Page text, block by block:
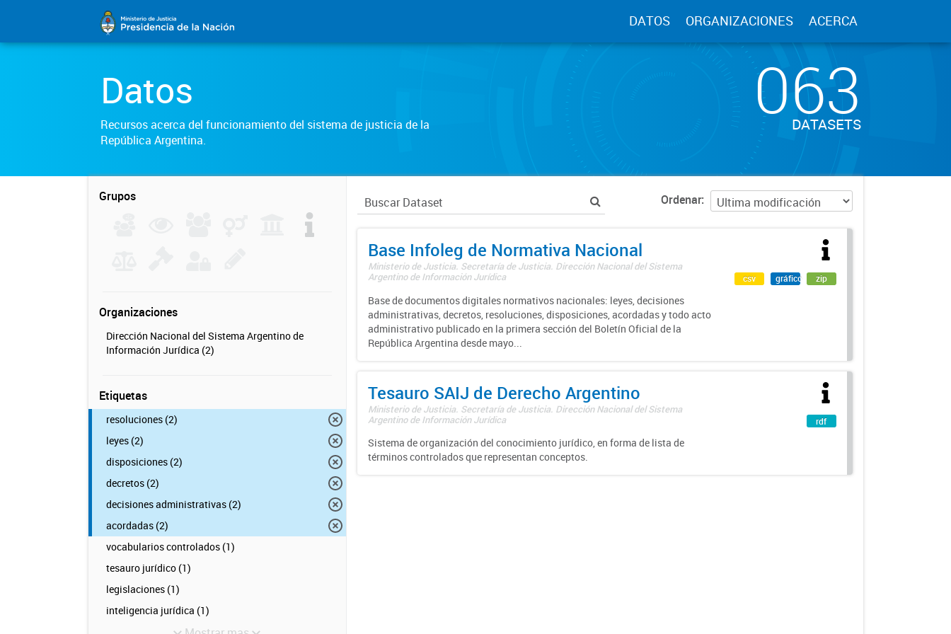
DATOS ORGANIZACIONES ACERCA
Datos
Recursos acerca del funcionamiento del sistema de justicia de la
República Argentina.
063
DATASETS
Grupos
Organizaciones
Dirección Nacional del Sistema Argentino de
Información Jurídica (2)
Etiquetas
resoluciones (2)
leyes (2)
disposiciones (2)
decretos (2)
decisiones administrativas (2)
acordadas (2)
vocabularios controlados (1)
tesauro jurídico (1)
legislaciones (1)
inteligencia jurídica (1)
Ordenar
Base Infoleg de Normativa Nacional
Ministerio de Justicia. Secretaría de Justicia. Dirección Nacional del Sistema
Argentino de Información Jurídica
Base de documentos digitales normativos nacionales: leyes, decisiones
administrativas, decretos, resoluciones, disposiciones, acordadas y todo acto
administrativo publicado en la primera sección del Boletín Oficial de la
República Argentina desde mayo...
csv gráfico zip
Tesauro SAIJ de Derecho Argentino
Ministerio de Justicia. Secretaría de Justicia. Dirección Nacional del Sistema
Argentino de Información Jurídica
Sistema de organización del conocimiento jurídico, en forma de lista de
términos controlados que representan conceptos.
rdf